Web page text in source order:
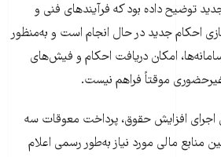
توضیح داده بود که فرآیندهای فنی و
احکام جدید در حال انجام است و به‌منظور
امکان دریافت احکام و فیش‌های
موقتاً فراهم نیست.
اجرای افزایش حقوق، پرداخت معوقات سه
مالی مورد نیاز به‌طور رسمی اعلام